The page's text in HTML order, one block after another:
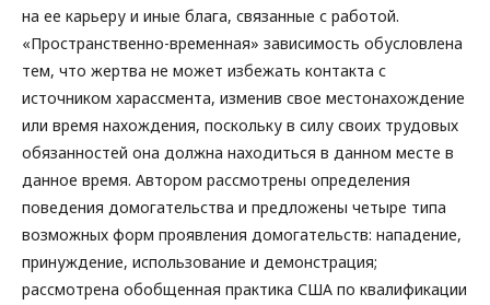
на ее карьеру и иные блага, связанные с работой.
«Пространственно-временная» зависимость обусловлена
тем, что жертва не может избежать контакта с
источником харассмента, изменив свое местонахождение
или время нахождения, поскольку в силу своих трудовых
обязанностей она должна находиться в данном месте в
данное время. Автором рассмотрены определения
поведения домогательства и предложены четыре типа
возможных форм проявления домогательств: нападение,
принуждение, использование и демонстрация;
рассмотрена обобщенная практика США по квалификации